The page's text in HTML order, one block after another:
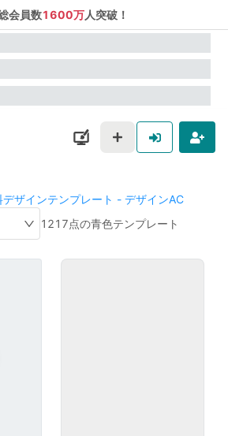
会員数1600万人突破！
デザインテンプレート - デザインAC
1217点の青色テンプレート